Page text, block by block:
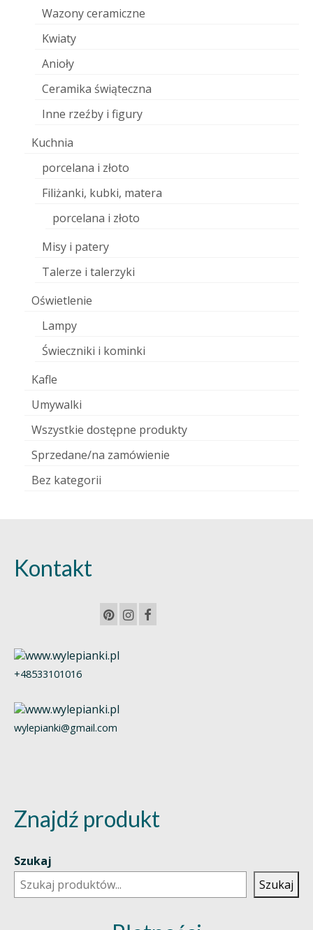
Wazony ceramiczne
Kwiaty
Anioły
Ceramika świąteczna
Inne rzeźby i figury
Kuchnia
porcelana i złoto
Filiżanki, kubki, matera
porcelana i złoto
Misy i patery
Talerze i talerzyki
Oświetlenie
Lampy
Świeczniki i kominki
Kafle
Umywalki
Wszystkie dostępne produkty
Sprzedane/na zamówienie
Bez kategorii
Kontakt
+48533101016
wylepianki@gmail.com
Znajdź produkt
Szukaj
Szukaj